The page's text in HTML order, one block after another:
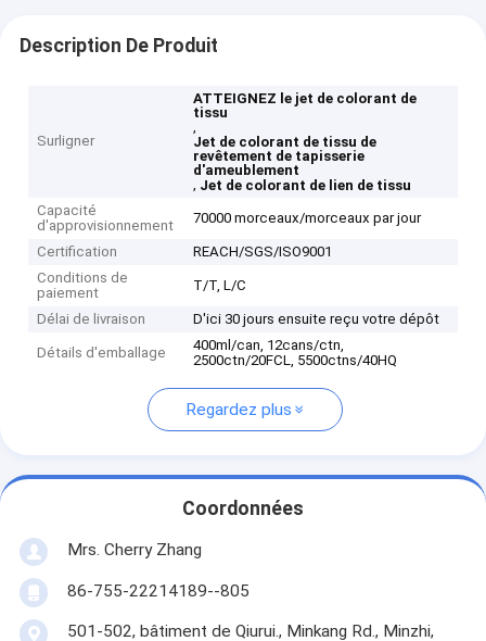
Description De Produit
Surligner
ATTEIGNEZ le jet de colorant de
tissu
,
Jet de colorant de tissu de
revêtement de tapisserie
d'ameublement
, Jet de colorant de lien de tissu
Capacité
d'approvisionnement
70000 morceaux/morceaux par jour
Certification
REACH/SGS/ISO9001
Conditions de
paiement
T/T, L/C
Délai de livraison D'ici 30 jours ensuite reçu votre dépôt
Détails d'emballage
400ml/can, 12cans/ctn,
2500ctn/20FCL, 5500ctns/40HQ
Regardez plus
Coordonnées
Mrs. Cherry Zhang
86-755-22214189--805
501-502, bâtiment de Qiurui., Minkang Rd., Minzhi,